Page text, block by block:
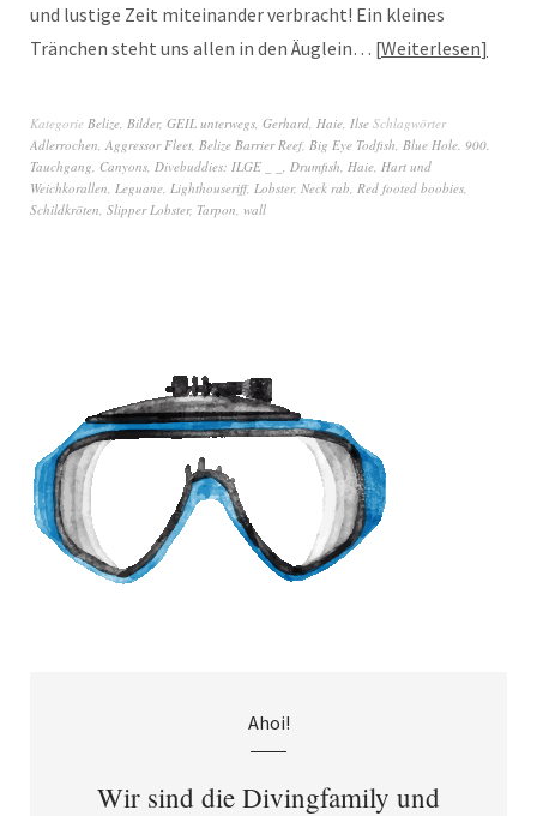
und lustige Zeit miteinander verbracht! Ein kleines
Tränchen steht uns allen in den Äuglein… Weiterlesen
Kategorie Belize Bilder, GEIL unterwegs Gerhard Haie Ilse Schlagwörter
Adlerrochen Aggressor Fleet Belize Barrier Reef, Big Eye Todfish Blue Hole. 900.
Tauchgang Canyons Divebuddies: ILGE _ _ Drumfish Haie Hart und
Weichkorallen Leguane Lighthouseriff, Lobster, Neck rab Red footed boobies
Schildkröten Slipper Lobster, Tarpon wall
Ahoi!
Wir sind die Divingfamily und